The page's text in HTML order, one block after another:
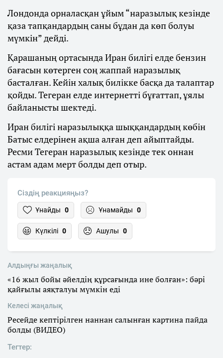
Лондонда орналасқан ұйым “наразылық кезінде
қаза тапқандардың саны бұдан да көп болуы
мүмкін” дейді.
Қарашаның ортасында Иран билігі елде бензин
бағасын көтерген соң жаппай наразылық
басталған. Кейін халық билікке басқа да талаптар
қойды. Тегеран елде интернетті бұғаттап, ұялы
байланысты шектеді.
Иран билігі наразылыққа шыққандардың көбін
Батыс елдерінен ақша алған деп айыптайды.
Ресми Тегеран наразылық кезінде тек оннан
астам адам мерт болды деп отыр.
Сіздің реакцияңыз?
Ұнайды 0 Ұнамайды 0
Күлкілі 0 Ашулы 0
Алдыңғы жаңалық
«16 жыл бойы әйелдің құрсағында ине болған»: бәрі
қайғылы аяқталуы мүмкін еді
Келесі жаңалық
Ресейде кептірілген наннан салынған картина пайда
болды (ВИДЕО)
Тегтер: